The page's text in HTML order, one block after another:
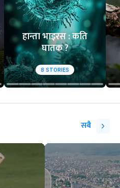
हान्ता भाइरस : कति
घातक ?
8 STORIES
सबै